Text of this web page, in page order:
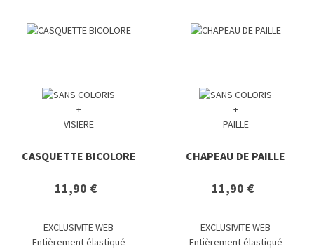
+
VISIERE
CASQUETTE BICOLORE
11,90 €
+
PAILLE
CHAPEAU DE PAILLE
11,90 €
EXCLUSIVITE WEB
Entièrement élastiqué
EXCLUSIVITE WEB
Entièrement élastiqué